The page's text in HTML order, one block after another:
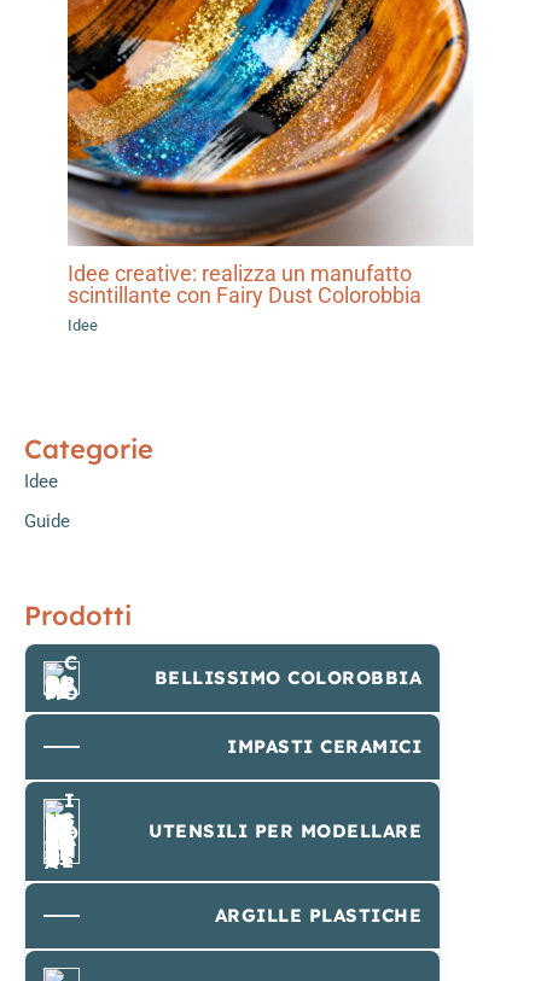
Idee creative: realizza un manufatto
scintillante con Fairy Dust Colorobbia
Idee
Categorie
Idee
Guide
Prodotti
BELLISSIMO COLOROBBIA
IMPASTI CERAMICI
UTENSILI PER MODELLARE
ARGILLE PLASTICHE